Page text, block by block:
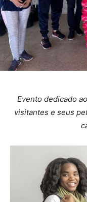
Evento dedicado
visitantes e seus